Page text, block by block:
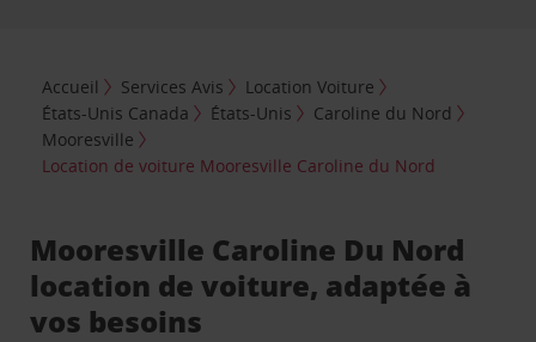
Accueil Services Avis
Location Voiture
États-Unis Canada
États-Unis
Caroline du Nord
Mooresville
Location de voiture Mooresville Caroline du Nord
Mooresville Caroline Du Nord
location de voiture, adaptée à
vos besoins